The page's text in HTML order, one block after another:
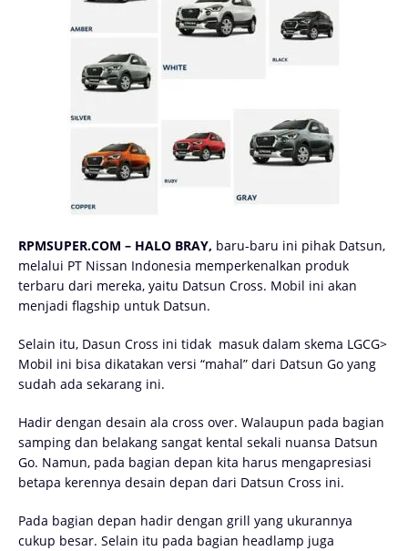
RPMSUPER.COM – HALO BRAY, baru-baru ini pihak Datsun,
melalui PT Nissan Indonesia memperkenalkan produk
terbaru dari mereka, yaitu Datsun Cross. Mobil ini akan
menjadi flagship untuk Datsun.
Selain itu, Dasun Cross ini tidak masuk dalam skema LGCG>
Mobil ini bisa dikatakan versi “mahal” dari Datsun Go yang
sudah ada sekarang ini.
Hadir dengan desain ala cross over. Walaupun pada bagian
samping dan belakang sangat kental sekali nuansa Datsun
Go. Namun, pada bagian depan kita harus mengapresiasi
betapa kerennya desain depan dari Datsun Cross ini.
Pada bagian depan hadir dengan grill yang ukurannya
cukup besar. Selain itu pada bagian headlamp juga